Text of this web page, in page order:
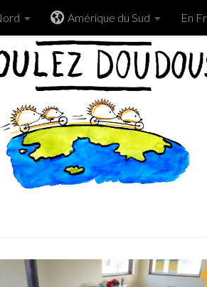
Amérique du Sud En